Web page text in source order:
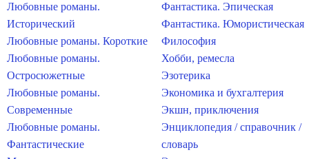
Любовные романы.
Исторический
Любовные романы. Короткие
Любовные романы.
Остросюжетные
Любовные романы.
Современные
Любовные романы.
Фантастические
Фантастика. Эпическая
Фантастика. Юмористическая
Философия
Хобби, ремесла
Эзотерика
Экономика и бухгалтерия
Экшн, приключения
Энциклопедия / справочник /
словарь